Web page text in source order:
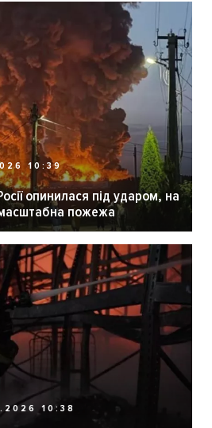
10:39
опинилася під ударом, на
пожежа
10:38